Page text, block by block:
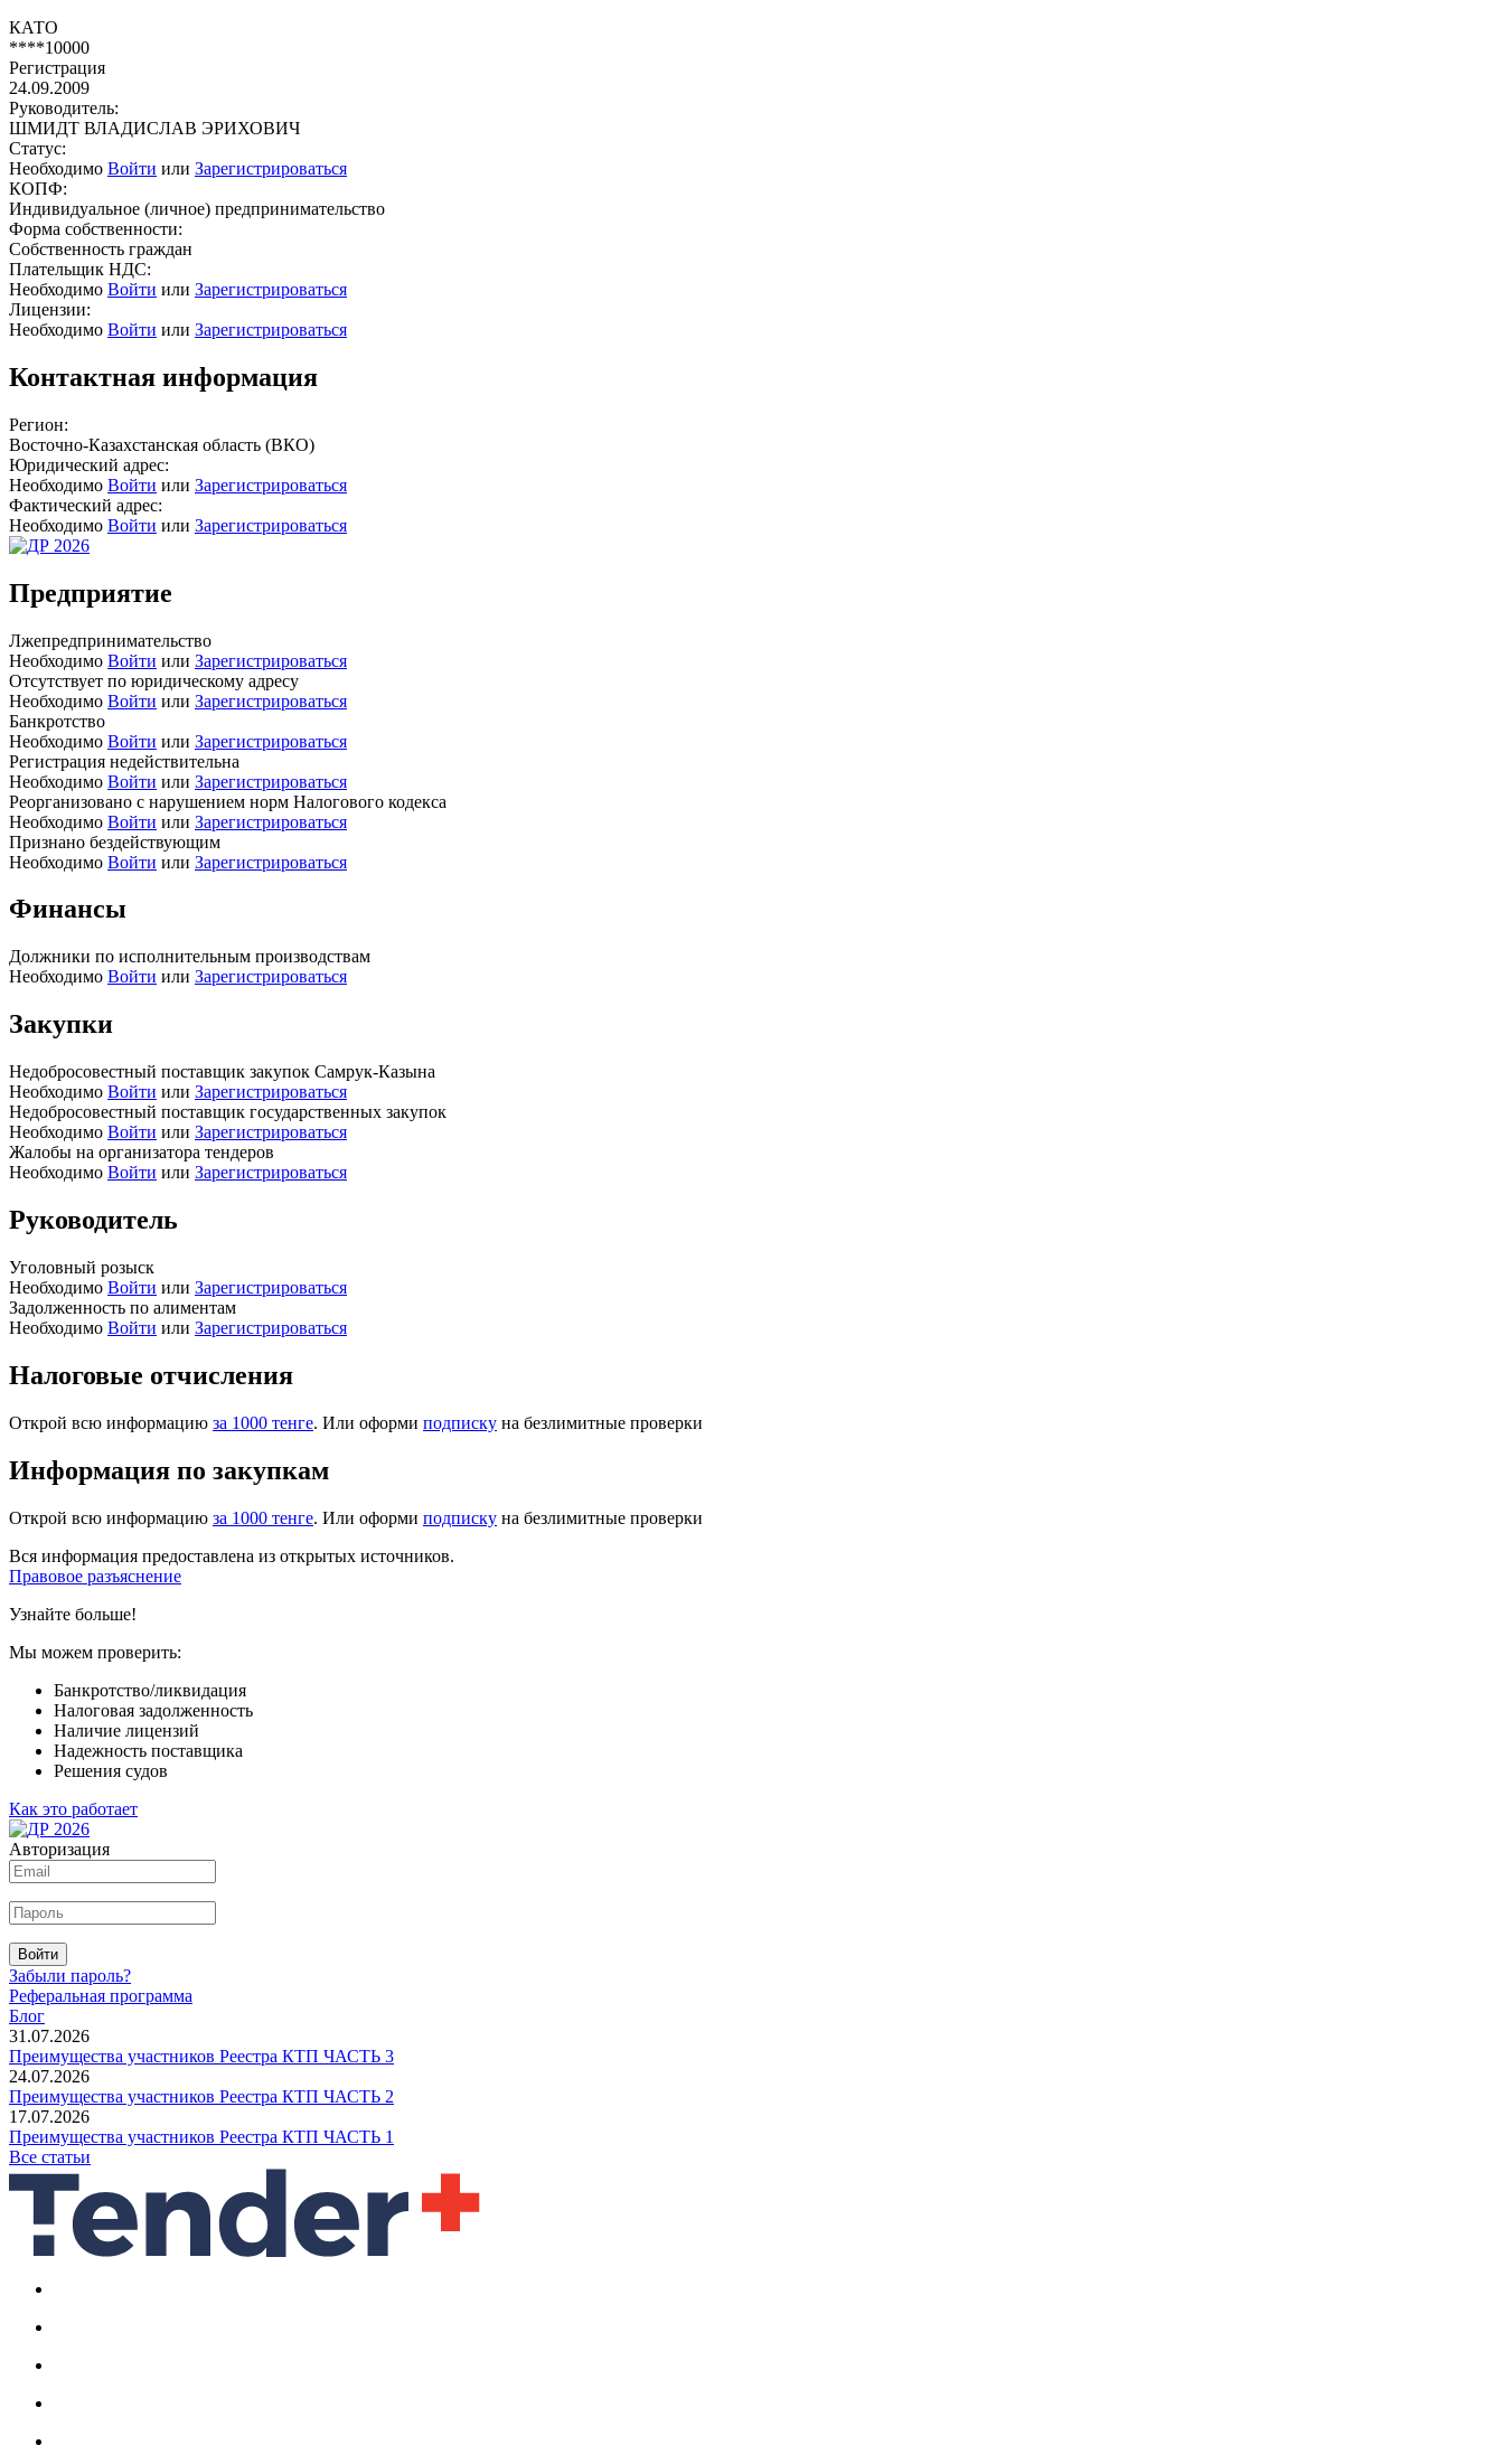
КАТО
****10000
Регистрация
24.09.2009
Руководитель:
ШМИДТ ВЛАДИСЛАВ ЭРИХОВИЧ
Статус:
Необходимо Войти или Зарегистрироваться
КОПФ:
Индивидуальное (личное) предпринимательство
Форма собственности:
Собственность граждан
Плательщик НДС:
Необходимо Войти или Зарегистрироваться
Лицензии:
Необходимо Войти или Зарегистрироваться
Контактная информация
Регион:
Восточно-Казахстанская область (ВКО)
Юридический адрес:
Необходимо Войти или Зарегистрироваться
Фактический адрес:
Необходимо Войти или Зарегистрироваться
Предприятие
Лжепредпринимательство
Необходимо Войти или Зарегистрироваться
Отсутствует по юридическому адресу
Необходимо Войти или Зарегистрироваться
Банкротство
Необходимо Войти или Зарегистрироваться
Регистрация недействительна
Необходимо Войти или Зарегистрироваться
Реорганизовано с нарушением норм Налогового кодекса
Необходимо Войти или Зарегистрироваться
Признано бездействующим
Необходимо Войти или Зарегистрироваться
Финансы
Должники по исполнительным производствам
Необходимо Войти или Зарегистрироваться
Закупки
Недобросовестный поставщик закупок Самрук-Казына
Необходимо Войти или Зарегистрироваться
Недобросовестный поставщик государственных закупок
Необходимо Войти или Зарегистрироваться
Жалобы на организатора тендеров
Необходимо Войти или Зарегистрироваться
Руководитель
Уголовный розыск
Необходимо Войти или Зарегистрироваться
Задолженность по алиментам
Необходимо Войти или Зарегистрироваться
Налоговые отчисления
Открой всю информацию за 1000 тенге. Или оформи подписку на безлимитные проверки
Информация по закупкам
Открой всю информацию за 1000 тенге. Или оформи подписку на безлимитные проверки
Вся информация предоставлена из открытых источников.
Правовое разъяснение
Узнайте больше!
Мы можем проверить:
Банкротство/ликвидация
Налоговая задолженность
Наличие лицензий
Надежность поставщика
Решения судов
Как это работает
Авторизация
Войти
Забыли пароль?
Реферальная программа
Блог
31.07.2026
Преимущества участников Реестра КТП ЧАСТЬ 3
24.07.2026
Преимущества участников Реестра КТП ЧАСТЬ 2
17.07.2026
Преимущества участников Реестра КТП ЧАСТЬ 1
Все статьи